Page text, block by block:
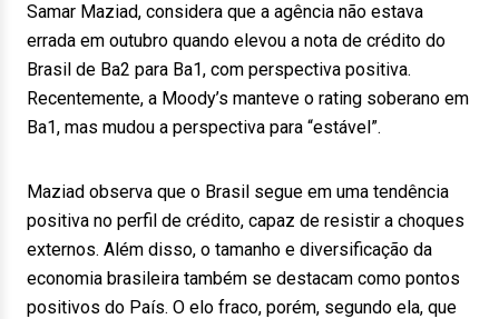
Samar Maziad, considera que a agência não estava
errada em outubro quando elevou a nota de crédito do
Brasil de Ba2 para Ba1, com perspectiva positiva.
Recentemente, a Moody’s manteve o rating soberano em
Ba1, mas mudou a perspectiva para “estável”.
Maziad observa que o Brasil segue em uma tendência
positiva no perfil de crédito, capaz de resistir a choques
externos. Além disso, o tamanho e diversificação da
economia brasileira também se destacam como pontos
positivos do País. O elo fraco, porém, segundo ela, que